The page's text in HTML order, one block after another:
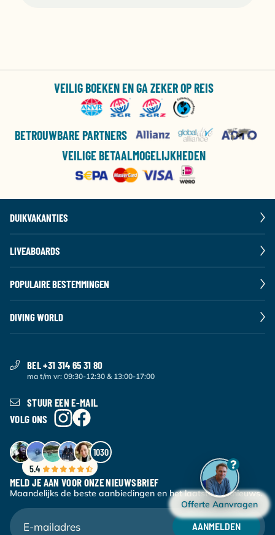
Offerte Aanvragen
VEILIG BOEKEN EN GA ZEKER OP REIS
BETROUWBARE PARTNERS
VEILIGE BETAALMOGELIJKHEDEN
DUIKVAKANTIES
LIVEABOARDS
POPULAIRE BESTEMMINGEN
DIVING WORLD
BEL +31 314 65 31 80
ma t/m vr: 09:30-12:30 & 13:00-17:00
STUUR EEN E-MAIL
VOLG ONS
1030
5.4
MELD JE AAN VOOR ONZE NIEUWSBRIEF
Maandelijks de beste aanbiedingen en het laatste duiknieuws.
AANMELDEN